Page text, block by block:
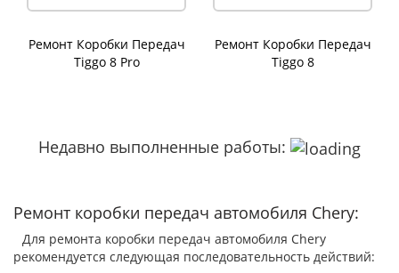
Ремонт Коробки Передач
Tiggo 8 Pro
Ремонт Коробки Передач
Tiggo 8
Недавно выполненные работы:
Ремонт коробки передач автомобиля Chery:
Для ремонта коробки передач автомобиля Chery
рекомендуется следующая последовательность действий: